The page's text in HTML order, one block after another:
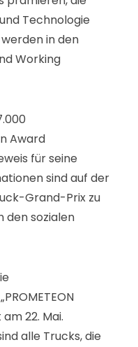
Technologie
in den
Working
Award
für seine
sind auf der
Grand-Prix zu
den sozialen
22. Mai.
alle Trucks, die